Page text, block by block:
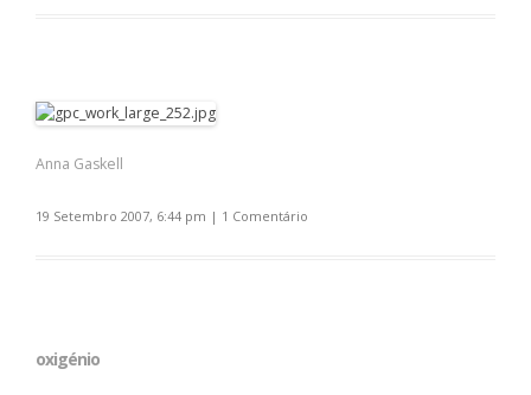
Anna Gaskell
19 Setembro 2007, 6:44 pm | 1 Comentário
oxigénio